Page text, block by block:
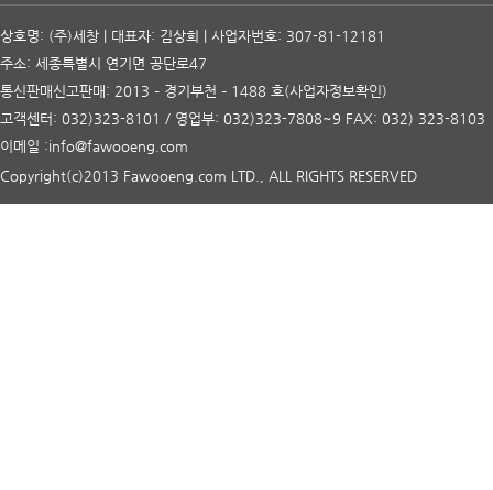
상호명: (주)세창 | 대표자: 김상희 | 사업자번호: 307-81-12181
주소: 세종특별시 연기면 공단로47
통신판매신고판매: 2013 – 경기부천 – 1488 호(사업자정보확인)
고객센터: 032)323-8101 / 영업부: 032)323-7808~9 FAX: 032) 323-8103
이메일 :info@fawooeng.com
Copyright(c)2013 Fawooeng.com LTD., ALL RIGHTS RESERVED